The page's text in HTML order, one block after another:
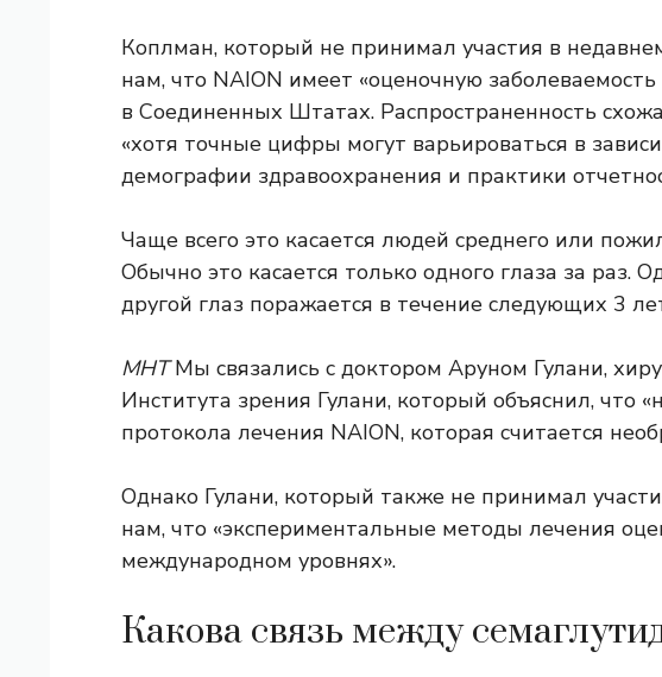
Коплман, который не принимал участия в
нам, что NAION имеет «оценочную
в Соединенных Штатах. Распространенность
«хотя точные цифры могут варьироваться в
демографии здравоохранения и практики
Чаще всего это касается людей среднего или
Обычно это касается только одного глаза за раз.
другой глаз поражается в течение следующих 3
МНТМы связались с доктором Аруном Гулани,
Института зрения Гулани, который объяснил, что
протокола лечения NAION, которая считается
Однако Гулани, который также не принимал
нам, что «экспериментальные методы лечения
международном уровнях».
Какова связь между